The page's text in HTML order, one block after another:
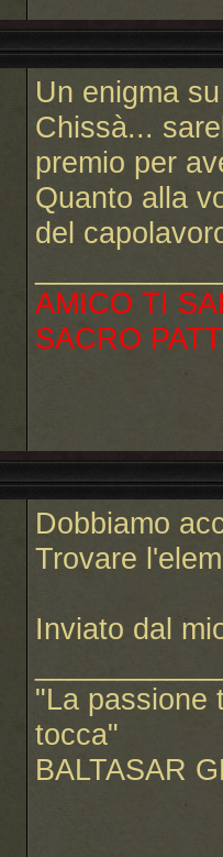
Un enigma
Chissà...
premio per
Quanto alla
del
AMICO TI
SACRO
Dobbiamo
Trovare
Inviato dal
"La passione
tocca"
BALTASAR